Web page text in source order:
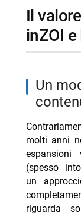
il valore del DLC gratuito di
inZOI
un modello diverso per i
molti anni
espansioni
(spesso
un
riguarda